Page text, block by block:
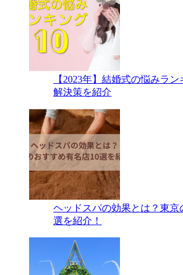
【2023年】結婚式の悩みラ
解決策を紹介
ヘッドスパの効果とは？東京
選を紹介！